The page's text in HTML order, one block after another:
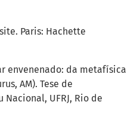
Paris: Hachette
envenenado: da metafísica
AM). Tese de
Nacional, UFRJ, Rio de